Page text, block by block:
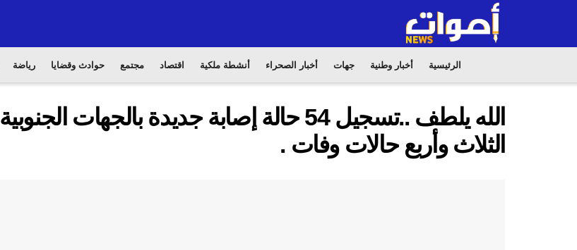
الرئيسية أخبار وطنية جهات أخبار الصحراء أنشطة ملكية اقتصاد مجتمع حوادث وقضايا رياضة
الله يلطف ..تسجيل 54 حالة إصابة جديدة بالجهات الجنوبية
الثلاث وأربع حالات وفات .